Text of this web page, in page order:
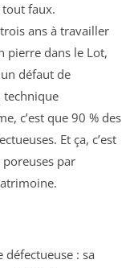
tout faux.
ans à travailler
pierre dans le Lot,
défaut de
technique
c’est que 90 % des
Et ça, c’est
par
défectueuse : sa